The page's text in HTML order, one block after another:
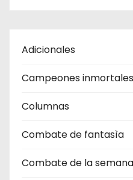
Adicionales
Campeones inmortales
Columnas
Combate de fantasìa
Combate de la semana